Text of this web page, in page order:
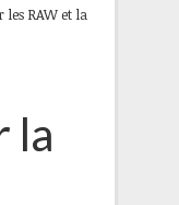
RAW et la
la